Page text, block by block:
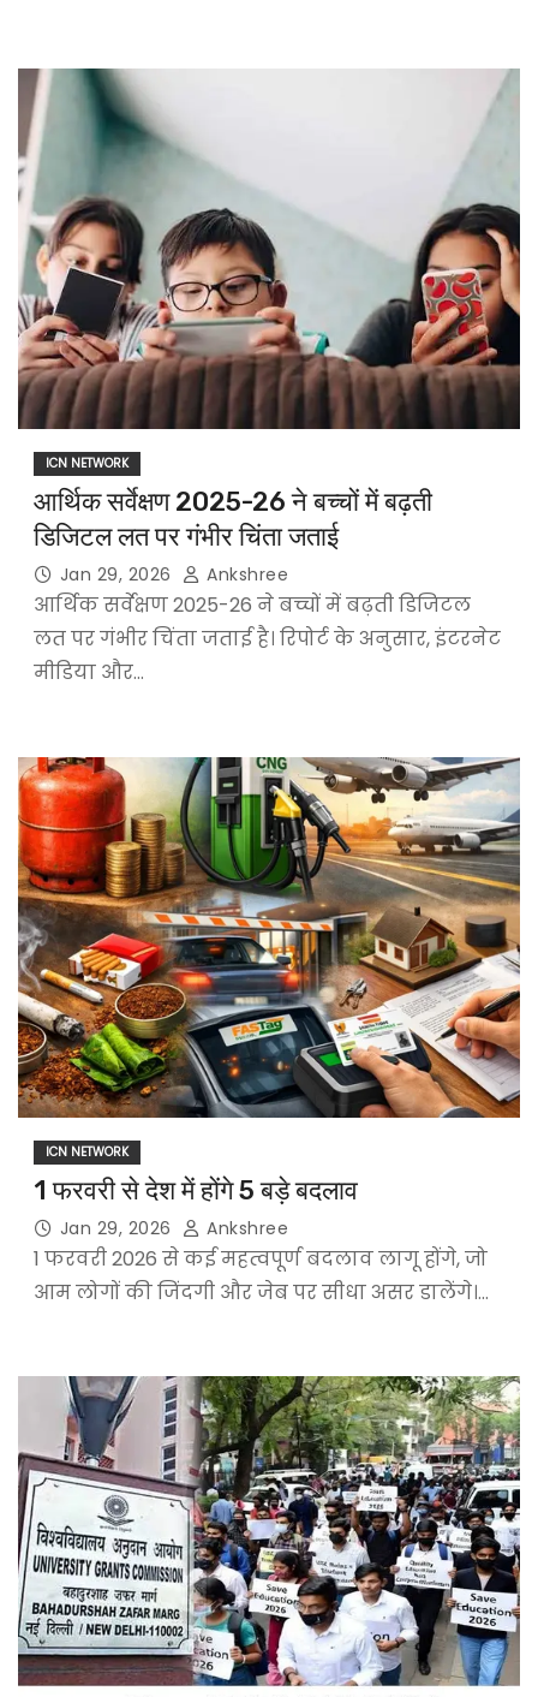
ICN NETWORK
आर्थिक सर्वेक्षण 2025-26 ने बच्चों में बढ़ती
डिजिटल लत पर गंभीर चिंता जताई
Jan 29, 2026 Ankshree
आर्थिक सर्वेक्षण 2025-26 ने बच्चों में बढ़ती डिजिटल
लत पर गंभीर चिंता जताई है। रिपोर्ट के अनुसार, इंटरनेट
मीडिया और…
ICN NETWORK
1 फरवरी से देश में होंगे 5 बड़े बदलाव
Jan 29, 2026 Ankshree
1 फरवरी 2026 से कई महत्वपूर्ण बदलाव लागू होंगे, जो
आम लोगों की जिंदगी और जेब पर सीधा असर डालेंगे।…